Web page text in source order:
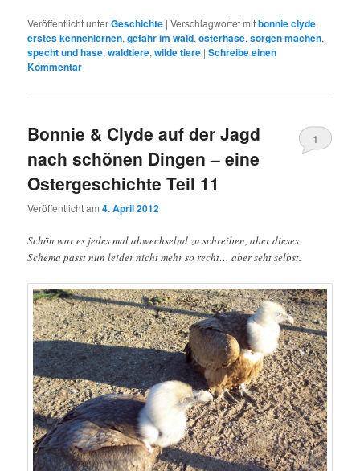
Veröffentlicht unterGeschichte |Verschlagwortet mitbonnie clyde,
erstes kennenlernen,gefahr im wald,osterhase,sorgen machen,
specht und hase,waldtiere,wilde tiere |Schreibe einen
Kommentar
Bonnie & Clyde auf der Jagd
nach schönen Dingen – eine
Ostergeschichte Teil 11
Veröffentlicht am4. April 2012
1
Schön war es jedes mal abwechselnd zu schreiben, aber dieses
Schema passt nun leider nicht mehr so recht… aber seht selbst.